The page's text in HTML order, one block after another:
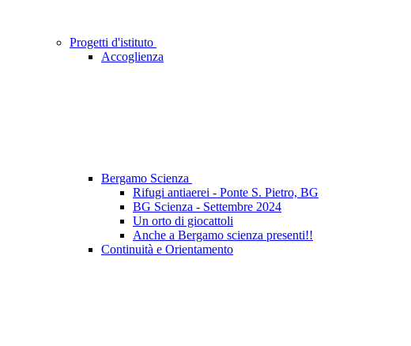
Progetti d'istituto
Accoglienza
Bergamo Scienza
Rifugi antiaerei - Ponte S. Pietro, BG
BG Scienza - Settembre 2024
Un orto di giocattoli
Anche a Bergamo scienza presenti!!
Continuità e Orientamento